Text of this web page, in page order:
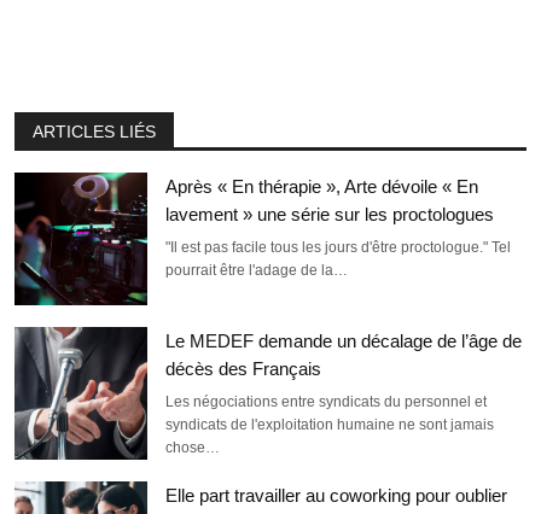
ARTICLES LIÉS
Après « En thérapie », Arte dévoile « En
lavement » une série sur les proctologues
"Il est pas facile tous les jours d'être proctologue." Tel
pourrait être l'adage de la…
Le MEDEF demande un décalage de l’âge de
décès des Français
Les négociations entre syndicats du personnel et
syndicats de l'exploitation humaine ne sont jamais
chose…
Elle part travailler au coworking pour oublier